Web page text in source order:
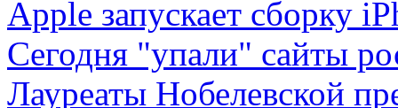
Apple запускает сборку
Cегодня "упали" сайты
Лауреаты Нобелевской